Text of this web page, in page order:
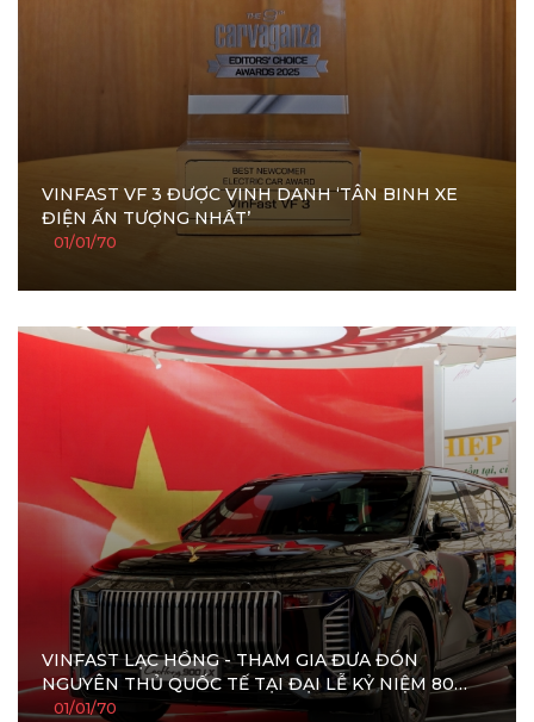
VINFAST VF 3 ĐƯỢC VINH DANH ‘TÂN BINH XE
ĐIỆN ẤN TƯỢNG NHẤT’
01/01/70
VINFAST LẠC HỒNG - THAM GIA ĐƯA ĐÓN
NGUYÊN THỦ QUỐC TẾ TẠI ĐẠI LỄ KỶ NIỆM 80
NĂM QUỐC KHÁNH
01/01/70